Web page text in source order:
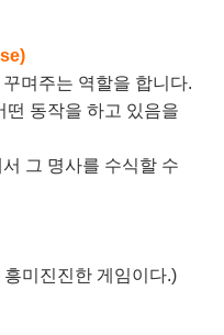
며주는 역할을 합니다.
떤 동작을 하고 있음을
그 명사를 수식할 수
미진진한 게임이다.)